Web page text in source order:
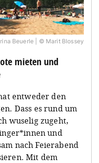
Beuerle | © Marit Blossey
mieten und
entweder den
Dass es rund um
wuselig zugeht,
und
nach Feierabend
Mit dem